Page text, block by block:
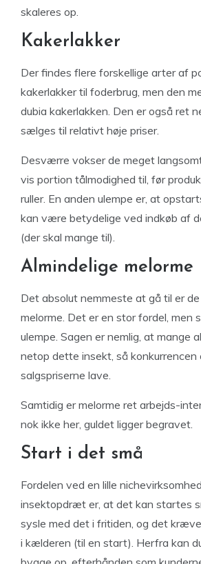
skaleres op.
Kakerlakker
Der findes flere forskellige arter af
kakerlakker til foderbrug, men den
dubia kakerlakken. Den er også ret
sælges til relativt høje priser.
Desværre vokser de meget
vis portion tålmodighed til, før
ruller. En anden ulempe er, at
kan være betydelige ved indkøb af
(der skal mange til).
Almindelige melorme
Det absolut nemmeste at gå til er
melorme. Det er en stor fordel, men
ulempe. Sagen er nemlig, at mange
netop dette insekt, så konkurrencen
salgspriserne lave.
Samtidig er melorme ret arbejds-
nok ikke her, guldet ligger begravet.
Start i det små
Fordelen ved en lille
insektopdræt er, at det kan startes
sysle med det i fritiden, og det
i kælderen (til en start). Herfra kan